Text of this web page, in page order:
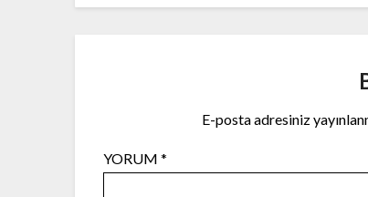
E-posta adresiniz
YORUM*